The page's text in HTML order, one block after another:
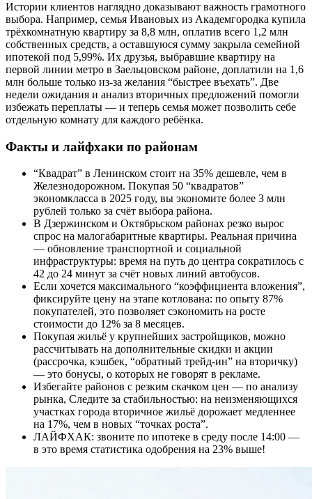
Истории клиентов наглядно доказывают важность грамотного
выбора. Например, семья Ивановых из Академгородка купила
трёхкомнатную квартиру за 8,8 млн, оплатив всего 1,2 млн
собственных средств, а оставшуюся сумму закрыла семейной
ипотекой под 5,99%. Их друзья, выбравшие квартиру на
первой линии метро в Заельцовском районе, доплатили на 1,6
млн больше только из-за желания “быстрее въехать”. Две
недели ожидания и анализ вторичных предложений помогли
избежать переплаты — и теперь семья может позволить себе
отдельную комнату для каждого ребёнка.
Факты и лайфхаки по районам
“Квадрат” в Ленинском стоит на 35% дешевле, чем в
Железнодорожном. Покупая 50 “квадратов”
экономкласса в 2025 году, вы экономите более 3 млн
рублей только за счёт выбора района.
В Дзержинском и Октябрьском районах резко вырос
спрос на малогабаритные квартиры. Реальная причина
— обновление транспортной и социальной
инфраструктуры: время на путь до центра сократилось с
42 до 24 минут за счёт новых линий автобусов.
Если хочется максимального “коэффициента вложения”,
фиксируйте цену на этапе котлована: по опыту 87%
покупателей, это позволяет сэкономить на росте
стоимости до 12% за 8 месяцев.
Покупая жильё у крупнейших застройщиков, можно
рассчитывать на дополнительные скидки и акции
(рассрочка, кэшбек, “обратный трейд-ин” на вторичку)
— это бонусы, о которых не говорят в рекламе.
Избегайте районов с резким скачком цен — по анализу
рынка, Следите за стабильностью: на неизменяющихся
участках города вторичное жильё дорожает медленнее
на 17%, чем в новых “точках роста”.
ЛАЙФХАК: звоните по ипотеке в среду после 14:00 —
в это время статистика одобрения на 23% выше!